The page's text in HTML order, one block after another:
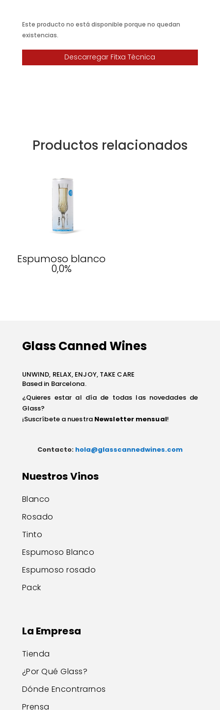
Este producto no está disponible porque no quedan
existencias.
Descarregar Fitxa Tècnica
Productos relacionados
Espumoso blanco
0,0%
Glass Canned Wines
UNWIND, RELAX, ENJOY, TAKE CARE
Based in Barcelona.
¿Quieres estar al día de todas las novedades de
Glass?
¡Suscríbete a nuestra Newsletter mensual!
Contacto: hola@glasscannedwines.com
Nuestros Vinos
Blanco
Rosado
Tinto
Espumoso Blanco
Espumoso rosado
Pack
La Empresa
Tienda
¿Por Qué Glass?
Dónde Encontrarnos
Prensa